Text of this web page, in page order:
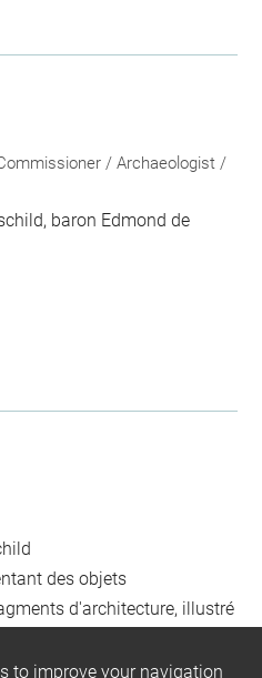
/ Archaeologist /
baron Edmond de
des objets
d'architecture, illustré
to improve your navigation